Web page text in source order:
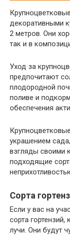
декоративными
2 метров. Они
так и в
Уход за
предпочитают
плодородной
поливе и
обеспечения
украшением
взгляды своими
подходящие
Сорта
Если у вас на
сорта
лучи. Они будут